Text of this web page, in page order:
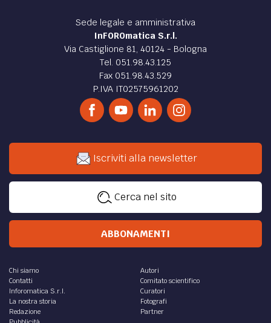
Sede legale e amministrativa
InFOROmatica S.r.l.
Via Castiglione 81, 40124 - Bologna
Tel. 051.98.43.125
Fax 051.98.43.529
P.IVA IT02575961202
Iscriviti alla newsletter
Cerca nel sito
ABBONAMENTI
Chi siamo
Contatti
Inforomatica S.r.l.
La nostra storia
Redazione
Autori
Comitato scientifico
Curatori
Fotografi
Partner